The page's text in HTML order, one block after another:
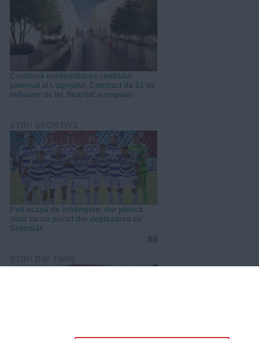
Continuă modernizarea centrului
pietonal al Lugojului. Contract de 21 de
milioane de lei, finanțat european
Poli scapă de înfrângere, dar pleacă
doar cu un punct din deplasarea cu
Șelimbăr